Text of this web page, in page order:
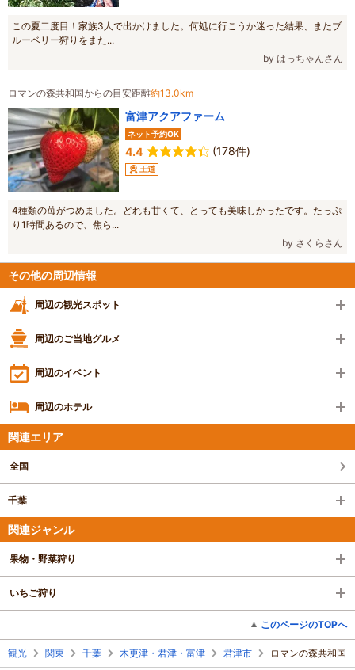
この夏二度目！家族3人で出かけました。何処に行こうか迷った結果、またブ
ルーベリー狩りをまた...
by はっちゃんさん
ロマンの森共和国からの目安距離約13.0km
富津アクアファーム
ネット予約OK
4.4 (178件)
王道
4種類の苺がつめました。どれも甘くて、とっても美味しかったです。たっぷ
り1時間あるので、焦ら...
by さくらさん
その他の周辺情報
周辺の観光スポット
周辺のご当地グルメ
周辺のイベント
周辺のホテル
関連エリア
全国
千葉
関連ジャンル
果物・野菜狩り
いちご狩り
このページのTOPへ
観光 関東 千葉 木更津・君津・富津 君津市 ロマンの森共和国